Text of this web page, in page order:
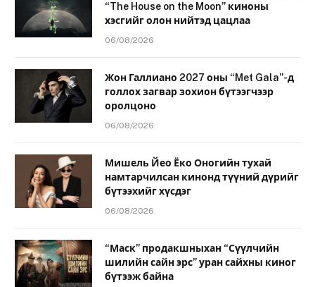
“The House on the Moon” киноны
хэсгийг олон нийтэд цацлаа
06/08/2026
Жон Галлиано 2027 оны “Met Gala”-д
голлох загвар зохион бүтээгчээр
оролцоно
06/08/2026
Мишель Йео Ёко Оногийн тухай
намтарчилсан кинонд түүний дүрийг
бүтээхийг хүсдэг
06/08/2026
“Маск” продакшныхан “Сүүлчийн
шилийн сайн эрс” уран сайхны киног
бүтээж байна